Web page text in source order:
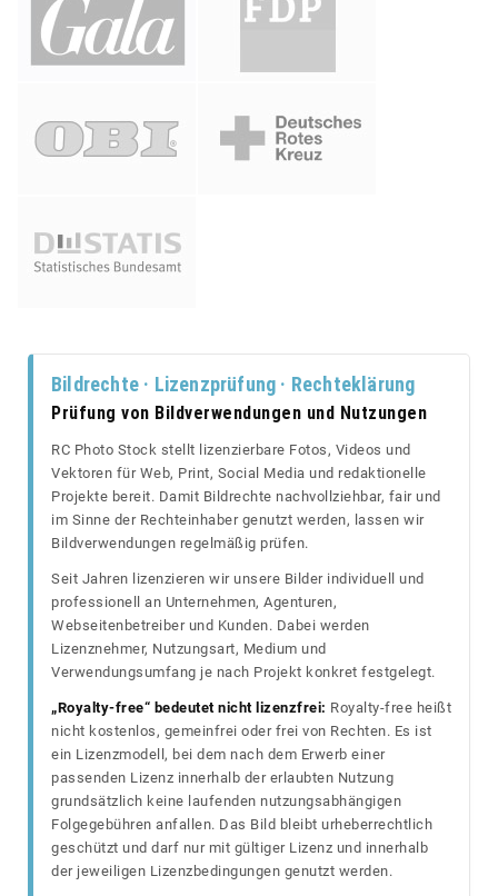
Bildrechte · Lizenzprüfung · Rechteklärung
Prüfung von Bildverwendungen und Nutzungen
RC Photo Stock stellt lizenzierbare Fotos, Videos und
Vektoren für Web, Print, Social Media und redaktionelle
Projekte bereit. Damit Bildrechte nachvollziehbar, fair und
im Sinne der Rechteinhaber genutzt werden, lassen wir
Bildverwendungen regelmäßig prüfen.
Seit Jahren lizenzieren wir unsere Bilder individuell und
professionell an Unternehmen, Agenturen,
Webseitenbetreiber und Kunden. Dabei werden
Lizenznehmer, Nutzungsart, Medium und
Verwendungsumfang je nach Projekt konkret festgelegt.
„Royalty-free“ bedeutet nicht lizenzfrei: Royalty-free heißt
nicht kostenlos, gemeinfrei oder frei von Rechten. Es ist
ein Lizenzmodell, bei dem nach dem Erwerb einer
passenden Lizenz innerhalb der erlaubten Nutzung
grundsätzlich keine laufenden nutzungsabhängigen
Folgegebühren anfallen. Das Bild bleibt urheberrechtlich
geschützt und darf nur mit gültiger Lizenz und innerhalb
der jeweiligen Lizenzbedingungen genutzt werden.